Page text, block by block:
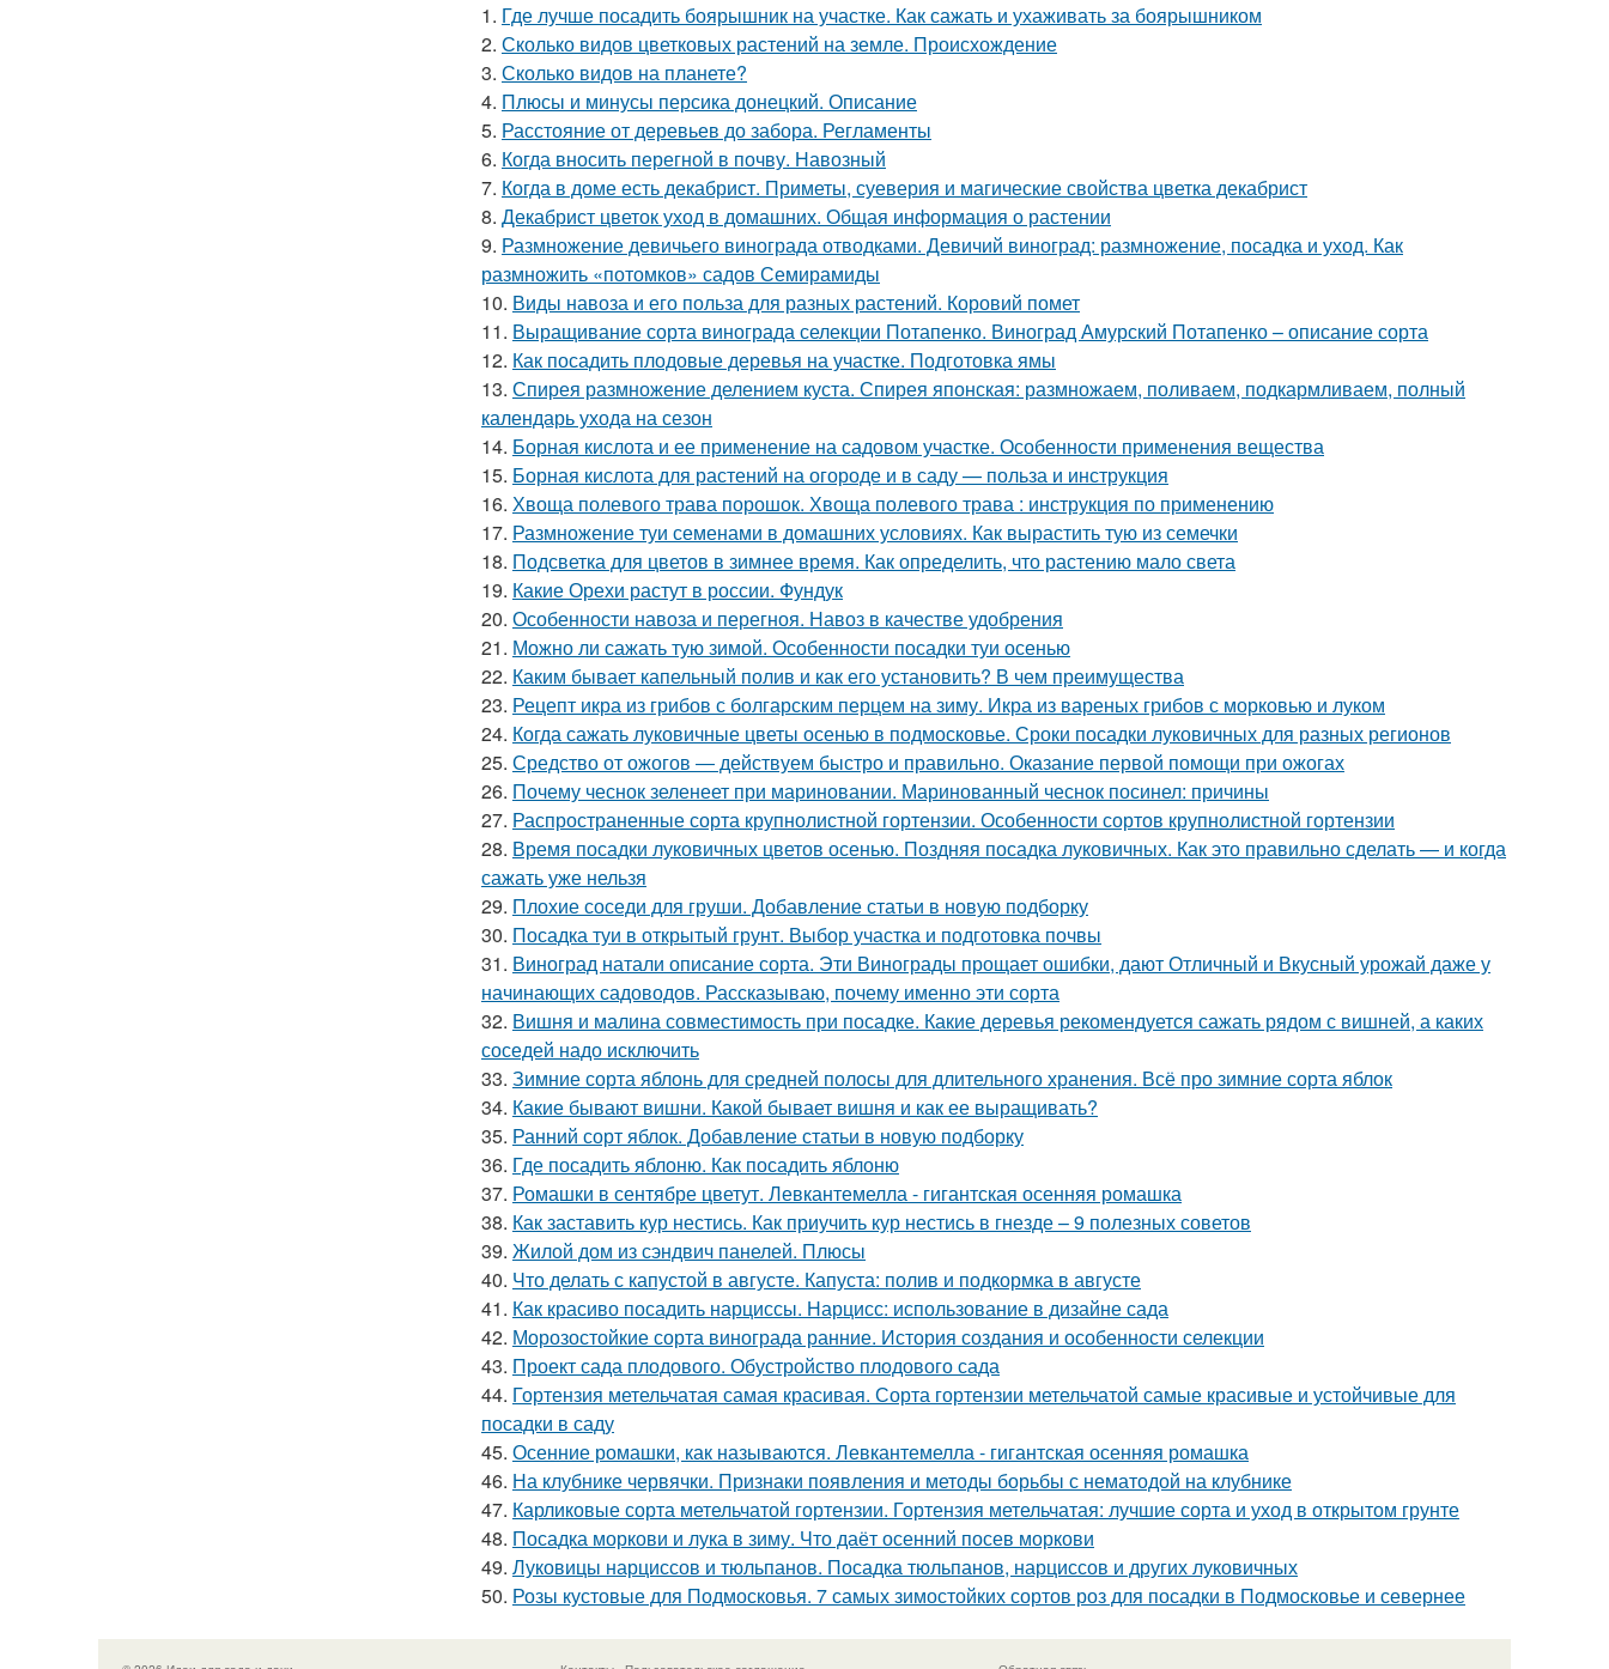
1. Где лучше посадить боярышник на участке. Как сажать и ухаживать за боярышником
2. Сколько видов цветковых растений на земле. Происхождение
3. Сколько видов на планете?
4. Плюсы и минусы персика донецкий. Описание
5. Расстояние от деревьев до забора. Регламенты
6. Когда вносить перегной в почву. Навозный
7. Когда в доме есть декабрист. Приметы, суеверия и магические свойства цветка декабрист
8. Декабрист цветок уход в домашних. Общая информация о растении
9. Размножение девичьего винограда отводками. Девичий виноград: размножение, посадка и уход. Как
размножить «потомков» садов Семирамиды
10. Виды навоза и его польза для разных растений. Коровий помет
11. Выращивание сорта винограда селекции Потапенко. Виноград Амурский Потапенко – описание сорта
12. Как посадить плодовые деревья на участке. Подготовка ямы
13. Спирея размножение делением куста. Спирея японская: размножаем, поливаем, подкармливаем, полный
календарь ухода на сезон
14. Борная кислота и ее применение на садовом участке. Особенности применения вещества
15. Борная кислота для растений на огороде и в саду — польза и инструкция
16. Хвоща полевого трава порошок. Хвоща полевого трава : инструкция по применению
17. Размножение туи семенами в домашних условиях. Как вырастить тую из семечки
18. Подсветка для цветов в зимнее время. Как определить, что растению мало света
19. Какие Орехи растут в россии. Фундук
20. Особенности навоза и перегноя. Навоз в качестве удобрения
21. Можно ли сажать тую зимой. Особенности посадки туи осенью
22. Каким бывает капельный полив и как его установить? В чем преимущества
23. Рецепт икра из грибов с болгарским перцем на зиму. Икра из вареных грибов с морковью и луком
24. Когда сажать луковичные цветы осенью в подмосковье. Сроки посадки луковичных для разных регионов
25. Средство от ожогов ― действуем быстро и правильно. Оказание первой помощи при ожогах
26. Почему чеснок зеленеет при мариновании. Маринованный чеснок посинел: причины
27. Распространенные сорта крупнолистной гортензии. Особенности сортов крупнолистной гортензии
28. Время посадки луковичных цветов осенью. Поздняя посадка луковичных. Как это правильно сделать — и когда
сажать уже нельзя
29. Плохие соседи для груши. Добавление статьи в новую подборку
30. Посадка туи в открытый грунт. Выбор участка и подготовка почвы
31. Виноград натали описание сорта. Эти Винограды прощает ошибки, дают Отличный и Вкусный урожай даже у
начинающих садоводов. Рассказываю, почему именно эти сорта
32. Вишня и малина совместимость при посадке. Какие деревья рекомендуется сажать рядом с вишней, а каких
соседей надо исключить
33. Зимние сорта яблонь для средней полосы для длительного хранения. Всё про зимние сорта яблок
34. Какие бывают вишни. Какой бывает вишня и как ее выращивать?
35. Ранний сорт яблок. Добавление статьи в новую подборку
36. Где посадить яблоню. Как посадить яблоню
37. Ромашки в сентябре цветут. Левкантемелла - гигантская осенняя ромашка
38. Как заставить кур нестись. Как приучить кур нестись в гнезде – 9 полезных советов
39. Жилой дом из сэндвич панелей. Плюсы
40. Что делать с капустой в августе. Капуста: полив и подкормка в августе
41. Как красиво посадить нарциссы. Нарцисс: использование в дизайне сада
42. Морозостойкие сорта винограда ранние. История создания и особенности селекции
43. Проект сада плодового. Обустройство плодового сада
44. Гортензия метельчатая самая красивая. Сорта гортензии метельчатой самые красивые и устойчивые для
посадки в саду
45. Осенние ромашки, как называются. Левкантемелла - гигантская осенняя ромашка
46. На клубнике червячки. Признаки появления и методы борьбы с нематодой на клубнике
47. Карликовые сорта метельчатой гортензии. Гортензия метельчатая: лучшие сорта и уход в открытом грунте
48. Посадка моркови и лука в зиму. Что даёт осенний посев моркови
49. Луковицы нарциссов и тюльпанов. Посадка тюльпанов, нарциссов и других луковичных
50. Розы кустовые для Подмосковья. 7 самых зимостойких сортов роз для посадки в Подмосковье и севернее